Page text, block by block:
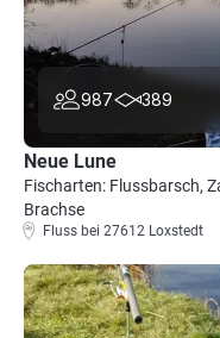
987 389
Neue Lune
Fischarten: Flussbarsch,
Brachse
Fluss bei 27612 Loxstedt